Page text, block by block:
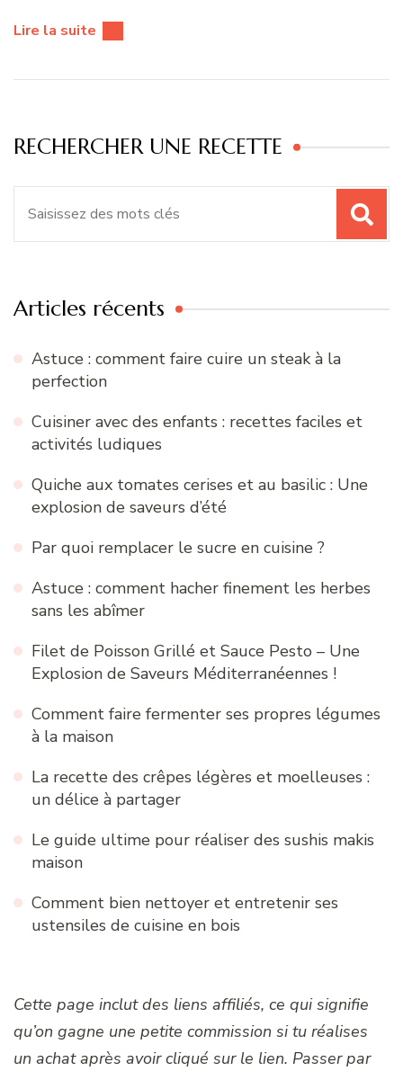
Lire la suite
RECHERCHER UNE RECETTE
Articles récents
Astuce : comment faire cuire un steak à la
perfection
Cuisiner avec des enfants : recettes faciles et
activités ludiques
Quiche aux tomates cerises et au basilic : Une
explosion de saveurs d’été
Par quoi remplacer le sucre en cuisine ?
Astuce : comment hacher finement les herbes
sans les abîmer
Filet de Poisson Grillé et Sauce Pesto – Une
Explosion de Saveurs Méditerranéennes !
Comment faire fermenter ses propres légumes
à la maison
La recette des crêpes légères et moelleuses :
un délice à partager
Le guide ultime pour réaliser des sushis makis
maison
Comment bien nettoyer et entretenir ses
ustensiles de cuisine en bois
Cette page inclut des liens affiliés, ce qui signifie
qu’on gagne une petite commission si tu réalises
un achat après avoir cliqué sur le lien. Passer par